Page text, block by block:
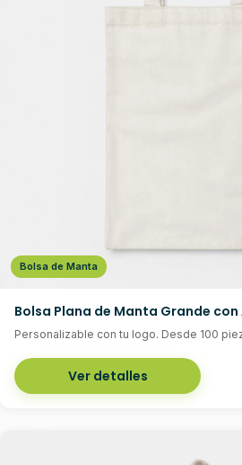
Bolsa de Manta
Bolsa Plana de Manta Grande con
Personalizable con tu logo. Desde 100
Ver detalles